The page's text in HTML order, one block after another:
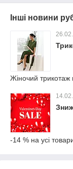
Інші новини
Жіночий трикотаж
-14 % на усі